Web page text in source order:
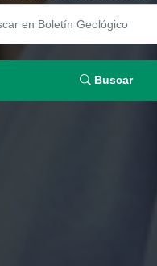
Buscar